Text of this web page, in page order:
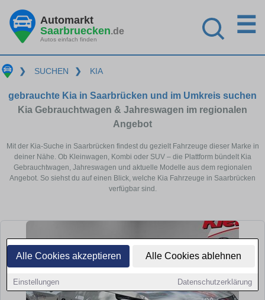
Alle Cookies akzeptieren Alle Cookies ablehnen
Einstellungen Datenschutzerklärung
Automarkt
Saarbruecken.de
Autos einfach finden
☰
❯ SUCHEN ❯ KIA
gebrauchte Kia in Saarbrücken und im Umkreis suchen
Kia Gebrauchtwagen & Jahreswagen im regionalen
Angebot
Mit der Kia-Suche in Saarbrücken findest du gezielt Fahrzeuge dieser Marke in
deiner Nähe. Ob Kleinwagen, Kombi oder SUV – die Plattform bündelt Kia
Gebrauchtwagen, Jahreswagen und aktuelle Modelle aus dem regionalen
Angebot. So siehst du auf einen Blick, welche Kia Fahrzeuge in Saarbrücken
verfügbar sind.